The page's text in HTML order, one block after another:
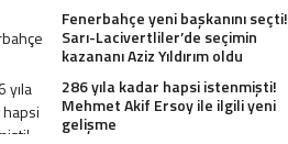
Fenerbahçe yeni başkanını seçti!
Sarı-Lacivertliler’de seçimin
kazananı Aziz Yıldırım oldu
286 yıla kadar hapsi istenmişti!
Mehmet Akif Ersoy ile ilgili yeni
gelişme